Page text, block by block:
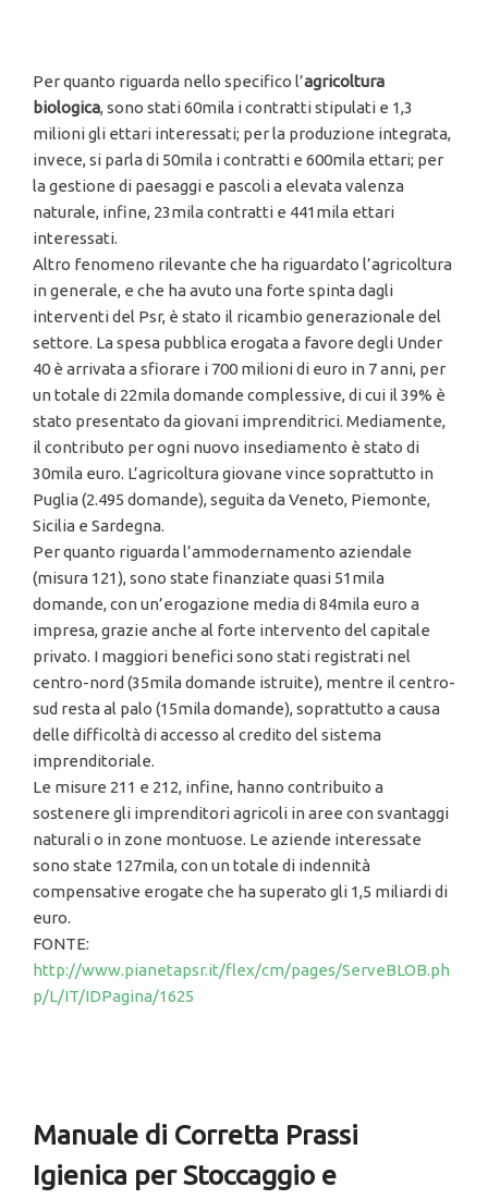
Per quanto riguarda nello specifico l’agricoltura
biologica, sono stati 60mila i contratti stipulati e 1,3
milioni gli ettari interessati; per la produzione integrata,
invece, si parla di 50mila i contratti e 600mila ettari; per
la gestione di paesaggi e pascoli a elevata valenza
naturale, infine, 23mila contratti e 441mila ettari
interessati.
Altro fenomeno rilevante che ha riguardato l’agricoltura
in generale, e che ha avuto una forte spinta dagli
interventi del Psr, è stato il ricambio generazionale del
settore. La spesa pubblica erogata a favore degli Under
40 è arrivata a sfiorare i 700 milioni di euro in 7 anni, per
un totale di 22mila domande complessive, di cui il 39% è
stato presentato da giovani imprenditrici. Mediamente,
il contributo per ogni nuovo insediamento è stato di
30mila euro. L’agricoltura giovane vince soprattutto in
Puglia (2.495 domande), seguita da Veneto, Piemonte,
Sicilia e Sardegna.
Per quanto riguarda l’ammodernamento aziendale
(misura 121), sono state finanziate quasi 51mila
domande, con un’erogazione media di 84mila euro a
impresa, grazie anche al forte intervento del capitale
privato. I maggiori benefici sono stati registrati nel
centro-nord (35mila domande istruite), mentre il centro-
sud resta al palo (15mila domande), soprattutto a causa
delle difficoltà di accesso al credito del sistema
imprenditoriale.
Le misure 211 e 212, infine, hanno contribuito a
sostenere gli imprenditori agricoli in aree con svantaggi
naturali o in zone montuose. Le aziende interessate
sono state 127mila, con un totale di indennità
compensative erogate che ha superato gli 1,5 miliardi di
euro.
FONTE:
http://www.pianetapsr.it/flex/cm/pages/ServeBLOB.ph
p/L/IT/IDPagina/1625
Manuale di Corretta Prassi
Igienica per Stoccaggio e